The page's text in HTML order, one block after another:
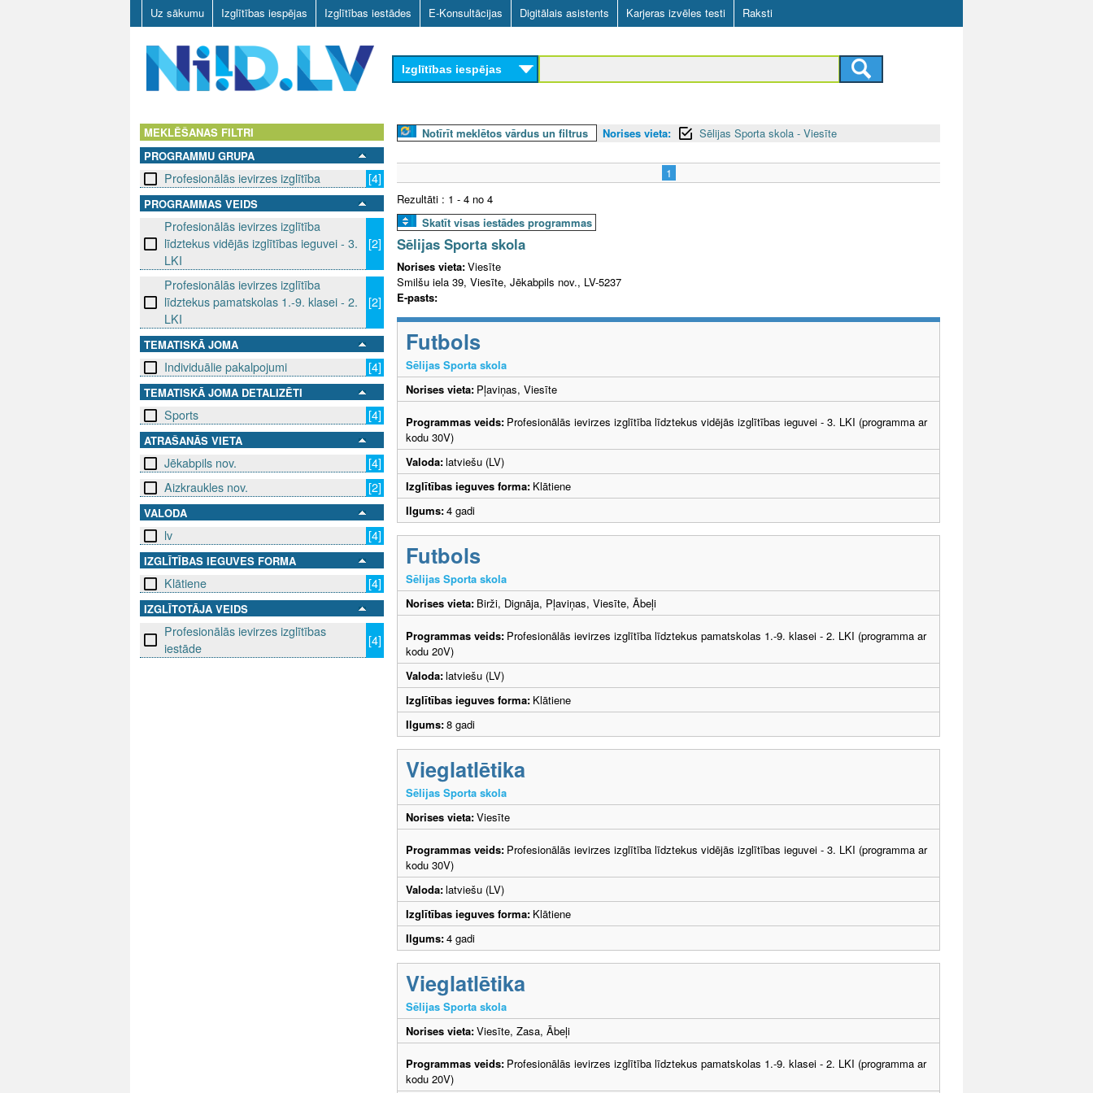
Skip
to
main
content
Uz sākumu Izglītības iespējas Izglītības iestādes E-Konsultācijas Digitālais asistents Karjeras izvēles testi Raksti
D
L
Izglītības iespējas
MEKLĒŠANAS FILTRI
PROGRAMMU GRUPA
Profesionālās ievirzes izglītība [4]
PROGRAMMAS VEIDS
Profesionālās ievirzes izglītība
līdztekus vidējās izglītības ieguvei - 3.
LKI
[2]
Profesionālās ievirzes izglītība
līdztekus pamatskolas 1.-9. klasei - 2.
LKI
[2]
TEMATISKĀ JOMA
Individuālie pakalpojumi [4]
TEMATISKĀ JOMA DETALIZĒTI
Sports [4]
ATRAŠANĀS VIETA
Jēkabpils nov.
[4]
Aizkraukles nov.
[2]
VALODA
lv [4]
IZGLĪTĪBAS IEGUVES FORMA
Klātiene [4]
IZGLĪTOTĀJA VEIDS
Profesionālās ievirzes izglītības
iestāde
[4]
Notīrīt meklētos vārdus un filtrus Norises vieta: Sēlijas Sporta skola - Viesīte
1
Rezultāti : 1 - 4 no 4
Skatīt visas iestādes programmas
Sēlijas Sporta skola
Norises vieta:Viesīte
Smilšu iela 39, Viesīte, Jēkabpils nov., LV-5237
E-pasts:
Futbols
Sēlijas Sporta skola
Norises vieta: Pļaviņas, Viesīte
Programmas veids: Profesionālās ievirzes izglītība līdztekus vidējās izglītības ieguvei - 3. LKI (programma ar
kodu 30V)
Valoda:latviešu (LV)
Izglītības ieguves forma: Klātiene
Ilgums:4 gadi
Futbols
Sēlijas Sporta skola
Norises vieta: Birži, Dignāja, Pļaviņas, Viesīte, Ābeļi
Programmas veids: Profesionālās ievirzes izglītība līdztekus pamatskolas 1.-9. klasei - 2. LKI (programma ar
kodu 20V)
Valoda:latviešu (LV)
Izglītības ieguves forma: Klātiene
Ilgums:8 gadi
Vieglatlētika
Sēlijas Sporta skola
Norises vieta:Viesīte
Programmas veids: Profesionālās ievirzes izglītība līdztekus vidējās izglītības ieguvei - 3. LKI (programma ar
kodu 30V)
Valoda:latviešu (LV)
Izglītības ieguves forma: Klātiene
Ilgums:4 gadi
Vieglatlētika
Sēlijas Sporta skola
Norises vieta:Viesīte, Zasa, Ābeļi
Programmas veids: Profesionālās ievirzes izglītība līdztekus pamatskolas 1.-9. klasei - 2. LKI (programma ar
kodu 20V)